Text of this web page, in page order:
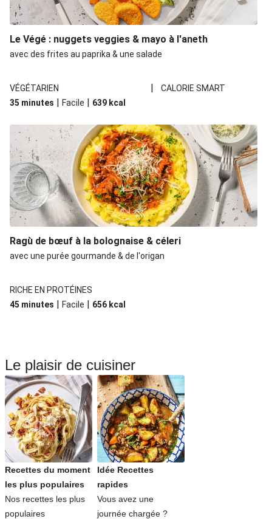
Le Végé : nuggets veggies & mayo à l'aneth
avec des frites au paprika & une salade
VÉGÉTARIEN |
CALORIE SMART
35 minutes | Facile | 639 kcal
Ragù de bœuf à la bolognaise & céleri
avec une purée gourmande & de l'origan
RICHE EN PROTÉINES
45 minutes | Facile | 656 kcal
Le plaisir de cuisiner
Recettes du moment
les plus populaires
Nos recettes les plus
populaires
Idée Recettes
rapides
Vous avez une
journée chargée ?